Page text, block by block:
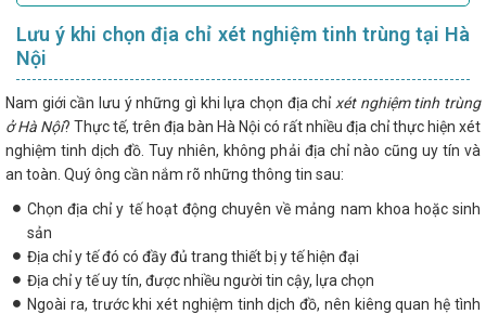
Lưu ý khi chọn địa chỉ xét nghiệm tinh trùng tại Hà
Nội
Nam giới cần lưu ý những gì khi lựa chọn địa chỉ xét nghiệm tinh trùng
ở Hà Nội? Thực tế, trên địa bàn Hà Nội có rất nhiều địa chỉ thực hiện xét
nghiệm tinh dịch đồ. Tuy nhiên, không phải địa chỉ nào cũng uy tín và
an toàn. Quý ông cần nắm rõ những thông tin sau:
Chọn địa chỉ y tế hoạt động chuyên về mảng nam khoa hoặc sinh
sản
Địa chỉ y tế đó có đầy đủ trang thiết bị y tế hiện đại
Địa chỉ y tế uy tín, được nhiều người tin cậy, lựa chọn
Ngoài ra, trước khi xét nghiệm tinh dịch đồ, nên kiêng quan hệ tình